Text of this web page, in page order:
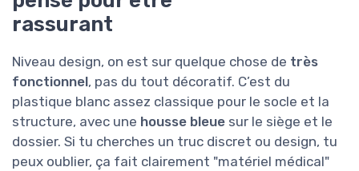
rassurant
Niveau design, on est sur quelque chose de très
fonctionnel, pas du tout décoratif. C’est du
plastique blanc assez classique pour le socle et la
structure, avec une housse bleue sur le siège et le
dossier. Si tu cherches un truc discret ou design, tu
peux oublier, ça fait clairement "matériel médical"